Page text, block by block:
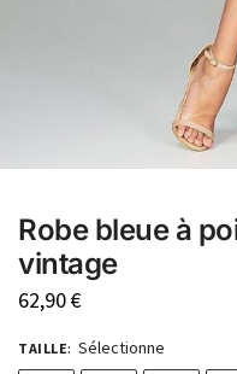
Robe bleue à
vintage
62,90€
TAILLE: Sélectionne